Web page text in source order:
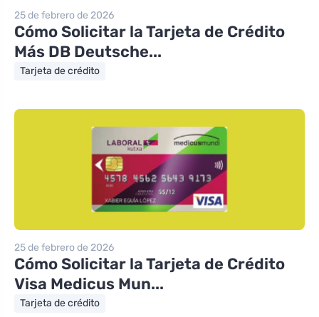
25 de febrero de 2026
Cómo Solicitar la Tarjeta de Crédito
Más DB Deutsche...
Tarjeta de crédito
25 de febrero de 2026
Cómo Solicitar la Tarjeta de Crédito
Visa Medicus Mun...
Tarjeta de crédito